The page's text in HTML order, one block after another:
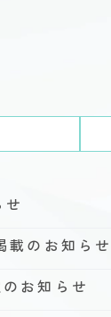
のお知らせ
お知らせ